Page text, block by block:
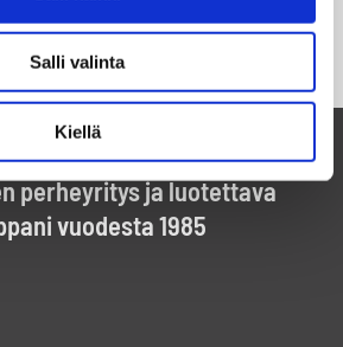
Salli valinta
Kiellä
perheyritys ja luotettava
vuodesta 1985